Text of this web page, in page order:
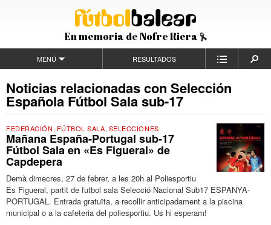
En memoria de Nofre Riera
MENÚ RESULTADOS
Noticias relacionadas con Selección
Española Fútbol Sala sub-17
FEDERACIÓN, FÚTBOL SALA, SELECCIONES
Mañana España-Portugal sub-17
Fútbol Sala en «Es Figueral» de
Capdepera
Demà dimecres, 27 de febrer, a les 20h al Poliesportiu
Es Figueral, partit de futbol sala Selecció Nacional Sub17 ESPANYA-
PORTUGAL. Entrada gratuïta, a recollir anticipadament a la piscina
municipal o a la cafeteria del poliesportiu. Us hi esperam!